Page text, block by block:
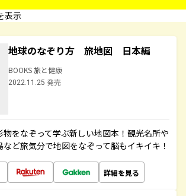
表示
地球のなぞり方 旅地図 日本編
BOOKS 旅と健康
2022.11.25 発売
物をなぞって学ぶ新しい地図本！観光名所や
ど旅気分で地図をなぞって脳もイキイキ！
詳細を見る